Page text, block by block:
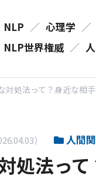
NLP ／ 心理学 ／
NLP世界権威 ／
対処法って？身近な相
） 人間
処法っ